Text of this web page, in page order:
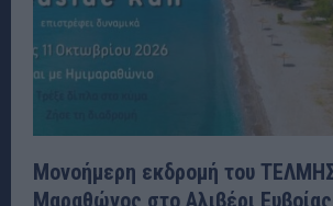
Μονοήμερη εκδρομή του
Μαραθώνος στο Αλιβέρι